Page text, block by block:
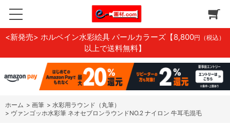
<新発売> ホルベイン水彩絵具 パールカラーズ 【8,800円（税込）
以上で送料無料】
ホーム > 画筆 > 水彩用ラウンド（丸筆）
> ヴァンゴッホ水彩筆 ネオセブロンラウンドNO.2 ナイロン 牛耳毛混毛